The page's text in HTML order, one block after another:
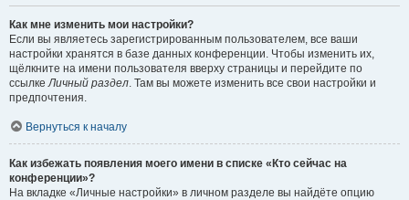
Как мне изменить мои настройки?
Если вы являетесь зарегистрированным пользователем, все ваши
настройки хранятся в базе данных конференции. Чтобы изменить их,
щёлкните на имени пользователя вверху страницы и перейдите по
ссылкеЛичный раздел. Там вы можете изменить все свои настройки и
предпочтения.
Вернуться к началу
Как избежать появления моего имени в списке «Кто сейчас на
конференции»?
На вкладке «Личные настройки» в личном разделе вы найдёте опцию